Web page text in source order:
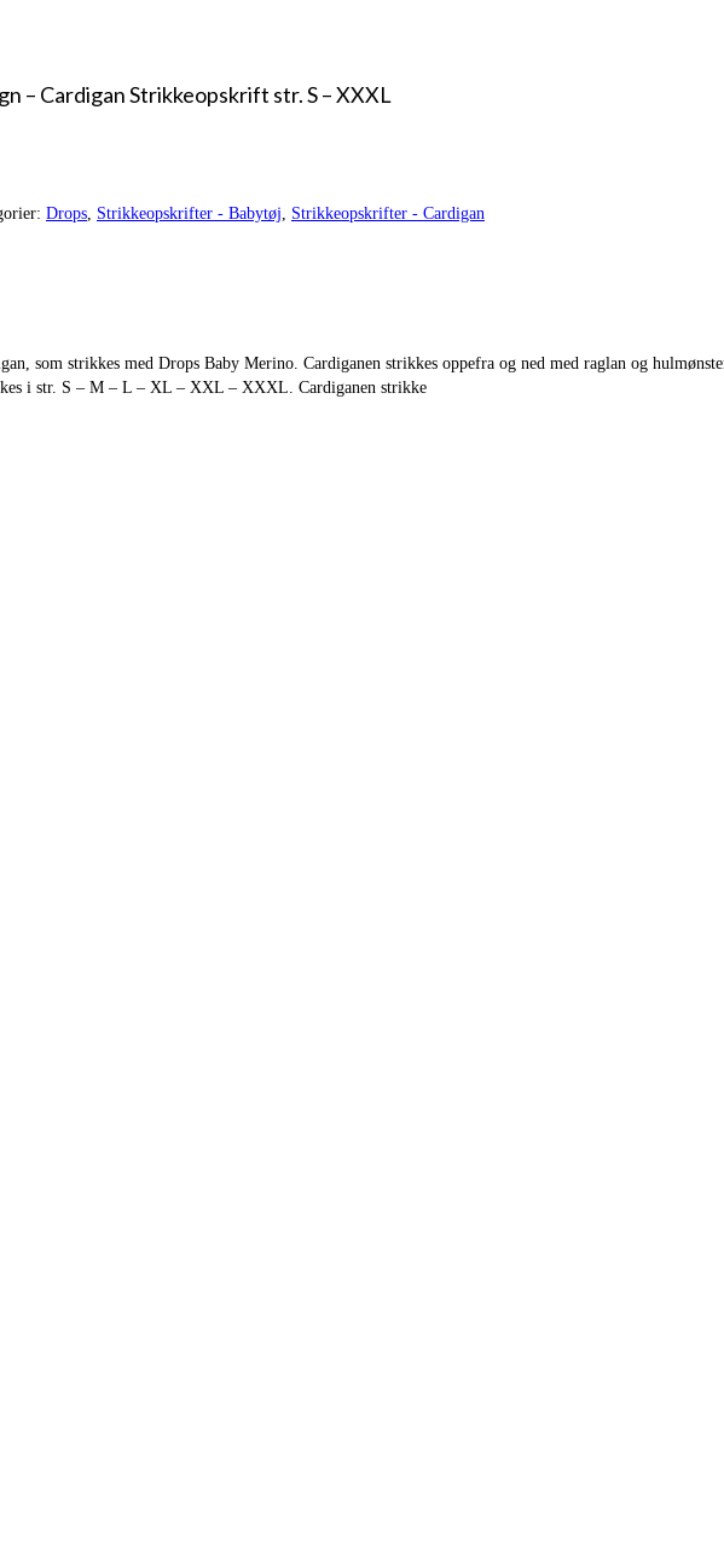
– Cardigan Strikkeopskrift str. S – XXXL
Drops, Strikkeopskrifter - Babytøj, Strikkeopskrifter - Cardigan
som strikkes med Drops Baby Merino. Cardiganen strikkes oppefra og ned med raglan og
i str. S – M – L – XL – XXL – XXXL. Cardiganen strikke